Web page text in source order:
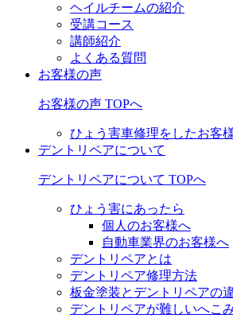
ヘイルチームの紹介
受講コース
講師紹介
よくある質問
お客様の声
お客様の声 TOPへ
ひょう害車修理をしたお客
デントリペアについて
デントリペアについて TOPへ
ひょう害にあったら
個人のお客様へ
自動車業界のお客様へ
デントリペアとは
デントリペア修理方法
板金塗装とデントリペアの
デントリペアが難しいへこ